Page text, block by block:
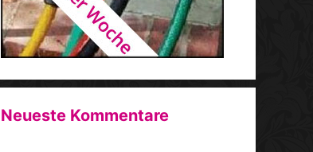
Neueste Kommentare